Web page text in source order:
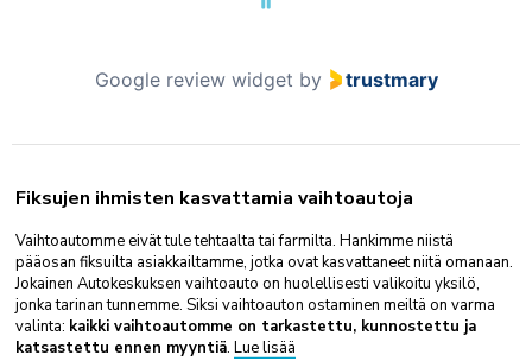
Google review widget by trustmary
Fiksujen ihmisten kasvattamia vaihtoautoja
Vaihtoautomme eivät tule tehtaalta tai farmilta. Hankimme niistä
pääosan fiksuilta asiakkailtamme, jotka ovat kasvattaneet niitä omanaan.
Jokainen Autokeskuksen vaihtoauto on huolellisesti valikoitu yksilö,
jonka tarinan tunnemme. Siksi vaihtoauton ostaminen meiltä on varma
valinta: kaikki vaihtoautomme on tarkastettu, kunnostettu ja
katsastettu ennen myyntiä. Lue lisää